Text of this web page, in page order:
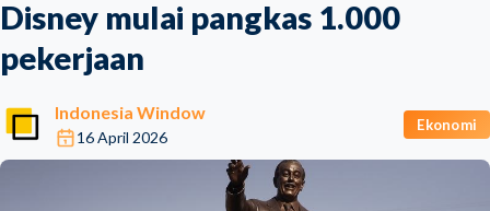
Disney mulai pangkas 1.000
pekerjaan
Indonesia Window
16 April 2026
Ekonomi